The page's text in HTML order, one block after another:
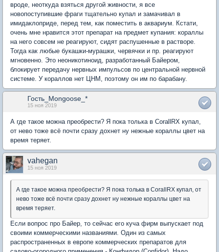
вроде, неоткуда взяться другой живности, я все
новопоступившие фраги тщательно купал и замачивал в
имидаклоприде, перед тем, как поместить в аквариум. Кстати,
очень мне нравится этот препарат на предмет купания: кораллы
на него совсем не реагируют, сидят распушенные в растворе.
Тогда как любые букашки-мурашки, червячки и пр. реагируют
мгновенно. Это неоникотиноид, разработанный Байером,
блокирует передачу нервных импульсов по центральной нервной
системе. У кораллов нет ЦНМ, поэтому он им по барабану.
Гость_Mongoose_*
15 ноя 2019
А где такое можна преобрести? Я пока толька в CorallRX купал,
от нево тоже всё почти сразу дохнет ну нежные кораллы цвет на
время теряет.
vahegan
15 ноя 2019
А где такое можна преобрести? Я пока толька в CorallRX купал, от
нево тоже всё почти сразу дохнет ну нежные кораллы цвет на
время теряет.
Если вопрос про Байер, то сейчас его куча фирм выпускает под
своими коммерческими названиями. Один из самых
распространенных в европе коммерческих препаратов для